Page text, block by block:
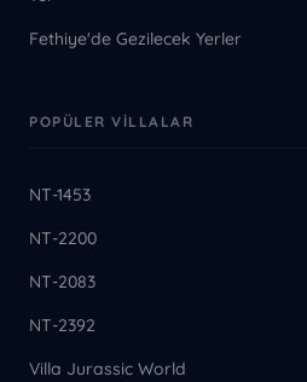
Fethiye'de Gezilecek Yerler
POPÜLER VILLALAR
NT-1453
NT-2200
NT-2083
NT-2392
Villa Jurassic World